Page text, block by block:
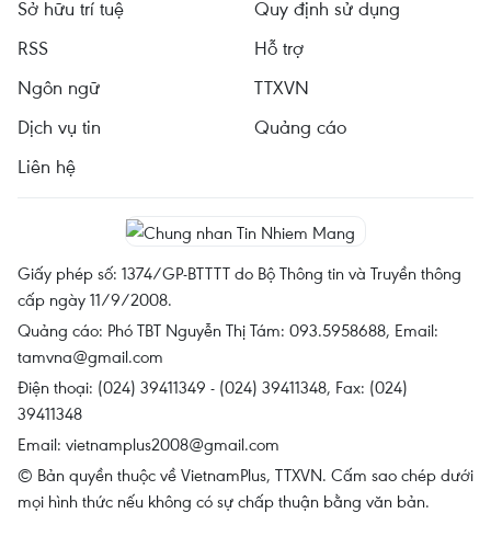
Sở hữu trí tuệ
Quy định sử dụng
RSS
Hỗ trợ
Ngôn ngữ
TTXVN
Dịch vụ tin
Quảng cáo
Liên hệ
Giấy phép số: 1374/GP-BTTTT do Bộ Thông tin và Truyền thông
cấp ngày 11/9/2008.
Quảng cáo: Phó TBT Nguyễn Thị Tám: 093.5958688, Email:
tamvna@gmail.com
Điện thoại: (024) 39411349 - (024) 39411348, Fax: (024)
39411348
Email: vietnamplus2008@gmail.com
© Bản quyền thuộc về VietnamPlus, TTXVN. Cấm sao chép dưới
mọi hình thức nếu không có sự chấp thuận bằng văn bản.